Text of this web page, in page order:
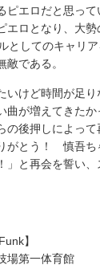
ピエロだと思っ
ロとなり、大
としてのキャリ
である。
けど時間が足
が増えてきた
の後押しによっ
がとう！ 慎吾
と再会を誓い、
】
場第一体育館